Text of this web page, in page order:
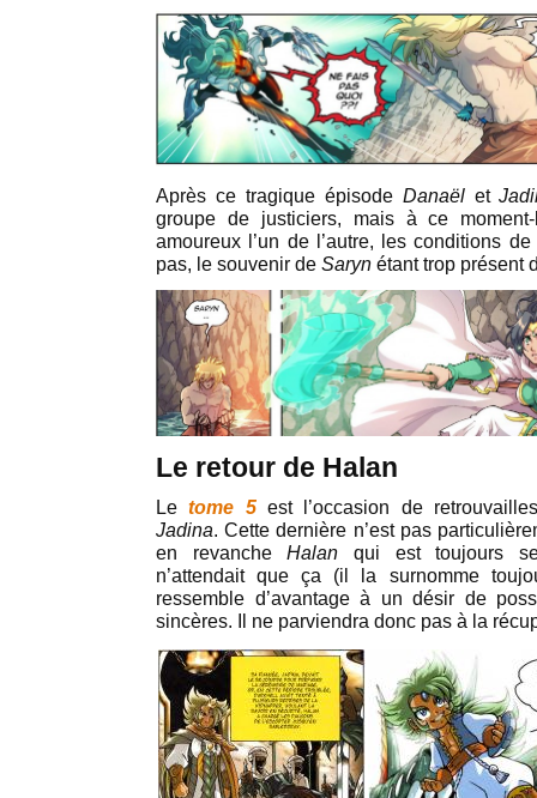
Après ce tragique épisode Danaëlet
groupe de justiciers, mais à ce
amoureux l’un de l’autre, les conditions
pas, le souvenir de Saryn étant trop présent
Le retour de Halan
Letome 5est l’occasion de
Jadina. Cette dernière n’est pas
en revancheHalan qui est toujours
n’attendait que ça (il la surnomme
ressemble d’avantage à un désir de
sincères. Il ne parviendra donc pas à la